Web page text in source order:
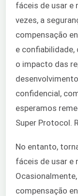
fáceis de usar e
vezes, a
compensação
e
o impacto das
confidencial,
esperamos
Super Protocol.
No entanto,
fáceis de usar e
compensação